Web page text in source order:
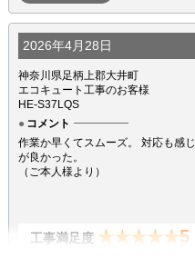
2026年4月28日
神奈川県足柄上郡大井町
エコキュート工事のお客様
HE-S37LQS
コメント
作業か早くてスムーズ。 対応も感じ
が良かった。
（ご本人様より）
工事満足度 ★★★★★5